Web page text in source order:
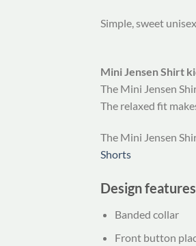
Simple, sweet
Mini Jensen Shirt
The Mini Jensen
The relaxed fit
The Mini Jensen
Shorts
Design
Banded collar
Front button